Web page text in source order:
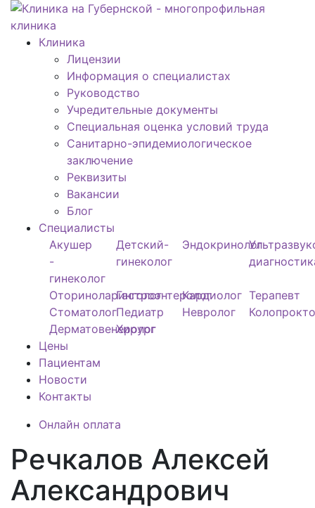
Клиника
Лицензии
Информация о специалистах
Руководство
Учредительные документы
Специальная оценка условий труда
Санитарно-эпидемиологическое
заключение
Реквизиты
Вакансии
Блог
Специалисты
Акушер
-
гинеколог
Детский-
гинеколог
Эндокринолог
ОториноларингологГастроэнтерологКардиолог Терапевт
СтоматологПедиатр Невролог
Дерматовенеролог
Хирург
Цены
Пациентам
Новости
Контакты
Онлайн оплата
Речкалов Алексей
Александрович